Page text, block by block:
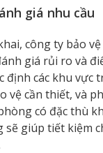
giá nhu cầu
công ty bảo
giá rủi ro và
định các khu vực
vệ cần thiết, và
có đặc thù
sẽ giúp tiết kiệm